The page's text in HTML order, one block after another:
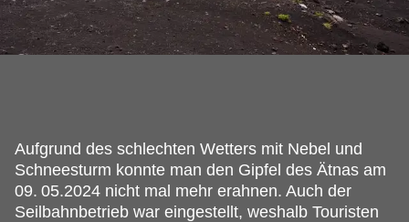
Aufgrund des schlechten Wetters mit Nebel und
Schneesturm konnte man den Gipfel des Ätnas am
09. 05.2024 nicht mal mehr erahnen. Auch der
Seilbahnbetrieb war eingestellt, weshalb Touristen